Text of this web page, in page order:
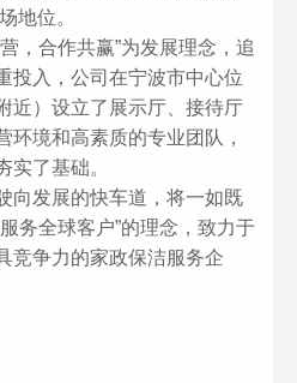
地位。
，合作共赢”为发展理念，追
投入，公司在宁波市中心位
近）设立了展示厅、接待厅
环境和高素质的专业团队，
实了基础。
向发展的快车道，将一如既
务全球客户”的理念，致力于
竞争力的家政保洁服务企